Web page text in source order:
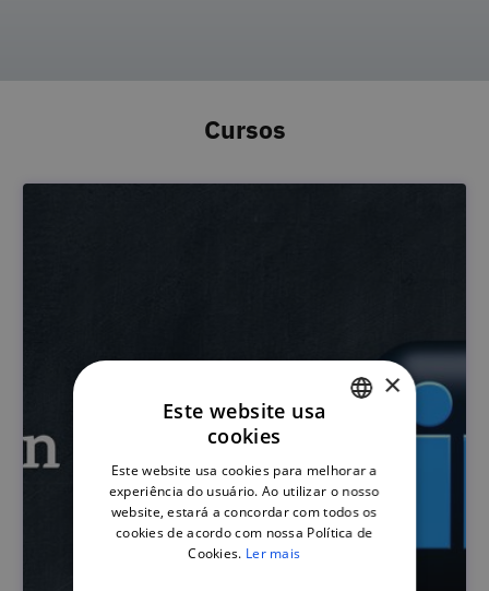
Cursos
ENGLISH
×
Este website usa
cookies
Este website usa cookies para melhorar a
experiência do usuário. Ao utilizar o nosso
website, estará a concordar com todos os
cookies de acordo com nossa Política de
Cookies. Ler mais